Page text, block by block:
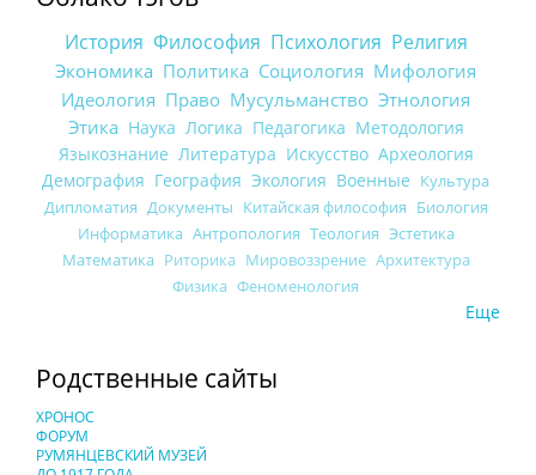
История Философия Психология Религия
Экономика Политика Социология Мифология
Идеология Право Мусульманство Этнология
Этика Наука Логика Педагогика Методология
Языкознание Литература Искусство Археология
Демография География Экология Военные Культура
Дипломатия Документы Китайская философия Биология
Информатика Антропология Теология Эстетика
Математика Риторика Мировоззрение Архитектура
Физика Феноменология
Еще
Родственные сайты
ХРОНОС
ФОРУМ
РУМЯНЦЕВСКИЙ МУЗЕЙ